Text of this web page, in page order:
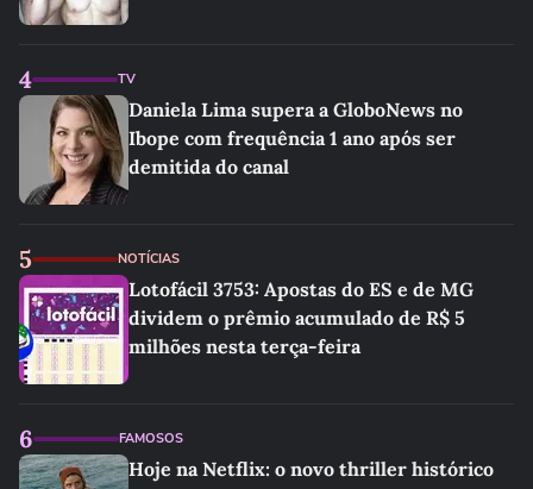
4 TV
Daniela Lima supera a GloboNews no
Ibope com frequência 1 ano após ser
demitida do canal
5 NOTÍCIAS
Lotofácil 3753: Apostas do ES e de MG
dividem o prêmio acumulado de R$ 5
milhões nesta terça-feira
6 FAMOSOS
Hoje na Netflix: o novo thriller histórico